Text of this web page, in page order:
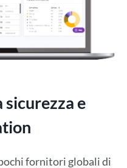
e
fornitori globali di